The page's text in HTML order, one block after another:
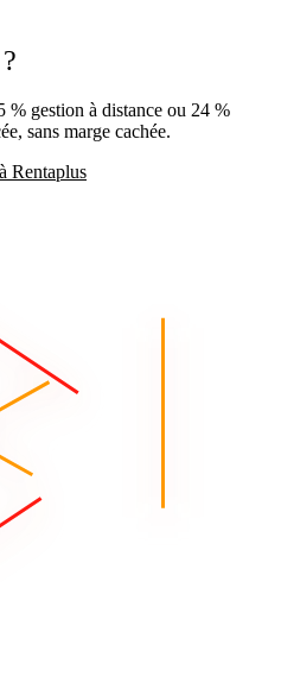
gestion à distance ou 24 %
sans marge cachée.
Rentaplus